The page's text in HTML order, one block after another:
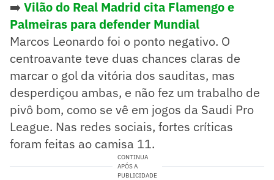
➡️ Vilão do Real Madrid cita Flamengo e
Palmeiras para defender Mundial
Marcos Leonardo foi o ponto negativo. O
centroavante teve duas chances claras de
marcar o gol da vitória dos sauditas, mas
desperdiçou ambas, e não fez um trabalho de
pivô bom, como se vê em jogos da Saudi Pro
League. Nas redes sociais, fortes críticas
foram feitas ao camisa 11.
CONTINUA
APÓS A
PUBLICIDADE